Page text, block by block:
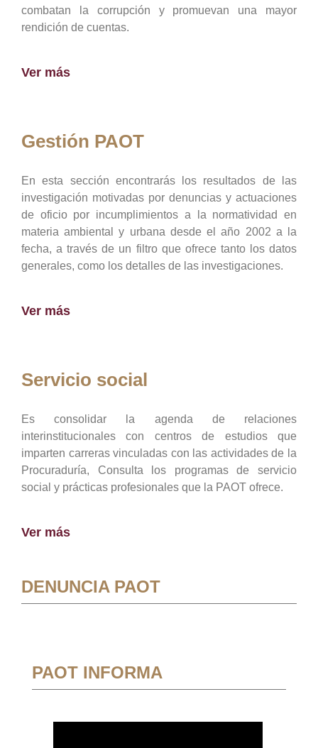
combatan la corrupción y promuevan una mayor
rendición de cuentas.
Ver más
Gestión PAOT
En esta sección encontrarás los resultados de las
investigación motivadas por denuncias y actuaciones
de oficio por incumplimientos a la normatividad en
materia ambiental y urbana desde el año 2002 a la
fecha, a través de un filtro que ofrece tanto los datos
generales, como los detalles de las investigaciones.
Ver más
Servicio social
Es consolidar la agenda de relaciones
interinstitucionales con centros de estudios que
imparten carreras vinculadas con las actividades de la
Procuraduría, Consulta los programas de servicio
social y prácticas profesionales que la PAOT ofrece.
Ver más
DENUNCIA PAOT
PAOT INFORMA